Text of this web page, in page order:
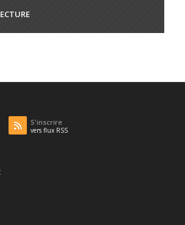
S'inscrire
vers flux RSS